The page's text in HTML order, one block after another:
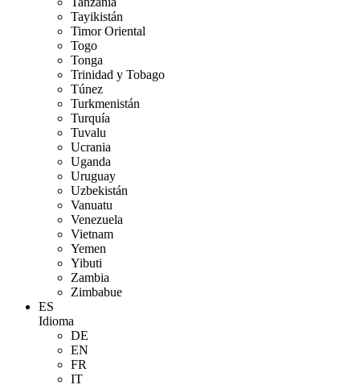
Tayikistán
Timor Oriental
Togo
Tonga
Trinidad y Tobago
Túnez
Turkmenistán
Turquía
Tuvalu
Ucrania
Uganda
Uruguay
Uzbekistán
Vanuatu
Venezuela
Vietnam
Yemen
Yibuti
Zambia
Zimbabue
ES
Idioma
DE
EN
FR
IT